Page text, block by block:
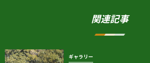
関連記事
ギャラリー